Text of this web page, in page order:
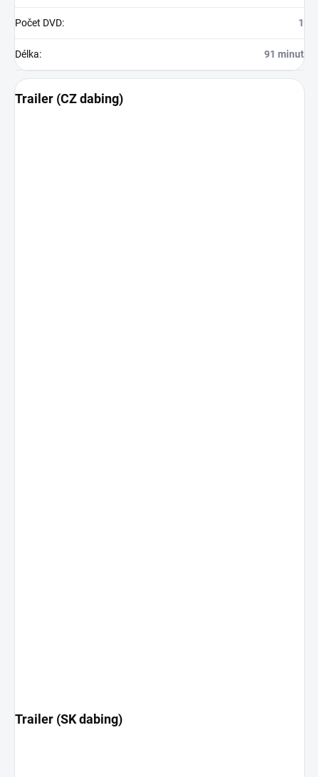
Počet DVD: 1
Délka: 91 minut
Trailer (CZ dabing)
Trailer (SK dabing)